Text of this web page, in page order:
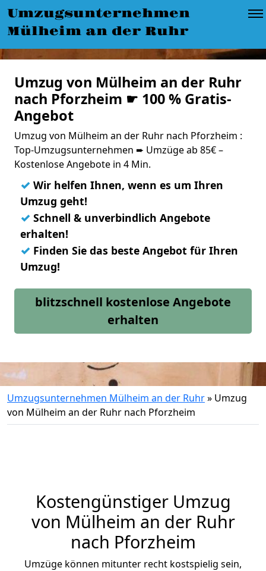
Umzugsunternehmen
Mülheim an der Ruhr
Umzug von Mülheim an der Ruhr
nach Pforzheim ☛ 100 % Gratis-
Angebot
Umzug von Mülheim an der Ruhr nach Pforzheim :
Top-Umzugsunternehmen ➨ Umzüge ab 85€ –
Kostenlose Angebote in 4 Min.
✓ Wir helfen Ihnen, wenn es um Ihren
Umzug geht!
✓ Schnell & unverbindlich Angebote
erhalten!
✓ Finden Sie das beste Angebot für Ihren
Umzug!
blitzschnell kostenlose Angebote
erhalten
Umzugsunternehmen Mülheim an der Ruhr» Umzug
von Mülheim an der Ruhr nach Pforzheim
Kostengünstiger Umzug
von Mülheim an der Ruhr
nach Pforzheim
Umzüge können mitunter recht kostspielig sein,